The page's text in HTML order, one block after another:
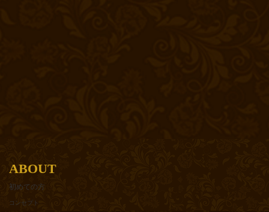
ABOUT
初めての方
コンセプト